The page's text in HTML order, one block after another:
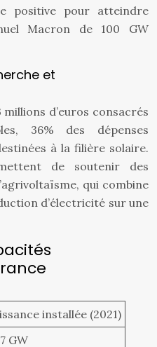
positive pour atteindre
Macron de 100 GW
et
d’euros consacrés
36% des dépenses
à la filière solaire.
de soutenir des
qui combine
d’électricité sur une
installée (2021)
GW